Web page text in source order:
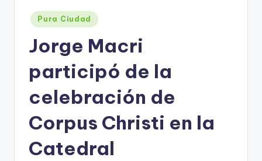
Posted
in
Pura Ciudad
Jorge Macri
participó de la
celebración de
Corpus Christi en la
Catedral